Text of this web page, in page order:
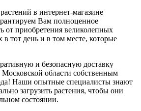
в интернет-магазине
Вам полноценное
от приобретения великолепных
тот день и в том месте, которые
и безопасную доставку
области собственным
Наши опытные специалисты знают
загрузить растения, чтобы они
состоянии.